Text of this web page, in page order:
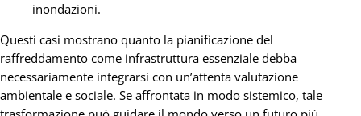
inondazioni.
Questi casi mostrano quanto la pianificazione del
raffreddamento come infrastruttura essenziale debba
necessariamente integrarsi con un’attenta valutazione
ambientale e sociale. Se affrontata in modo sistemico, tale